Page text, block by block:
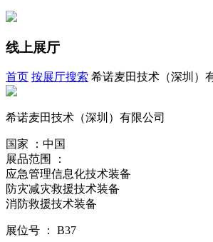
线上展厅
首页 按展厅搜索 希诺麦田技术（深圳）
希诺麦田技术（深圳）有限公司
国家 ：中国
展品范围 ：
应急管理信息化技术装备
防灾减灾救援技术装备
消防救援技术装备
展位号 ： B37